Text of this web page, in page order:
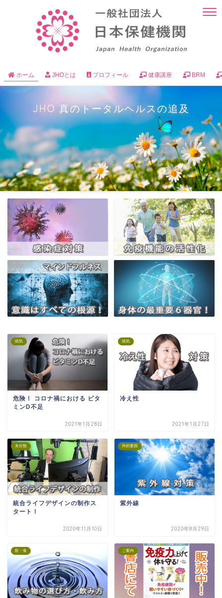
ホーム JHOとは プロフィール 健康講座 BRM
JHO 真のトータルヘルスの追及
病気
危険！ コロナ禍における ビタ
ミンD不足
2021年1月28日
病気
冷え性
2021年1月27日
未分類
統合ライフデザインの制作ス
タート！
2020年11月10日
外的要因
紫外線
2020年8月29日
飲・食 ご案内